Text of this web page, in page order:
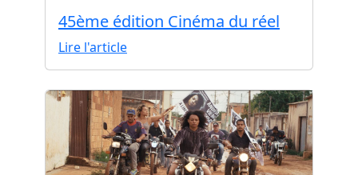
45ème édition Cinéma du réel
Lire l'article